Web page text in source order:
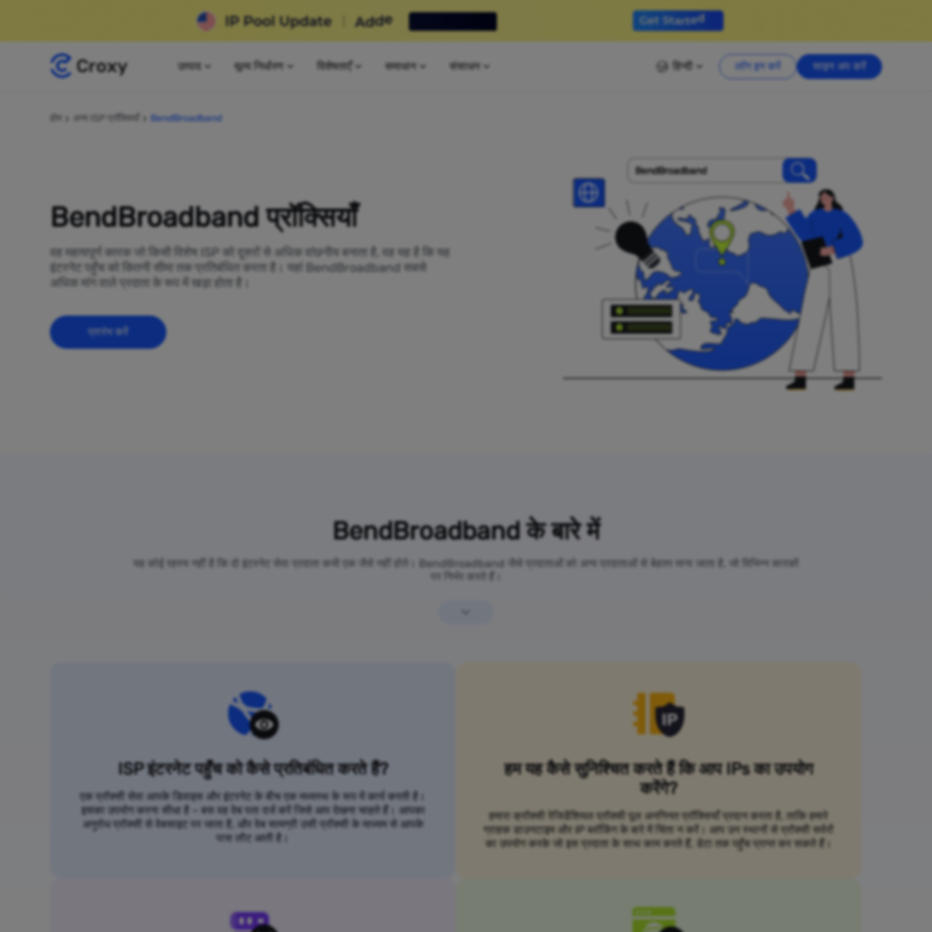
उत्पाद मूल्य निर्धारण विशेषताएँ समाधान संसाधन हिन्दी लॉग इन करें साइन अप करें
अन्य ISP प्रॉक्सियाँ BendBroadband
BendBroadband प्रॉक्सियाँ
वह महत्वपूर्ण कारक जो किसी विशेष ISP को दूसरों से अधिक वांछनीय बनाता है, वह यह है कि यह
इंटरनेट पहुँच को कितनी सीमा तक प्रतिबंधित करता है। यहां BendBroadband सबसे
अधिक मांग वाले प्रदाता के रूप में खड़ा होता है।
प्रारंभ करें
BendBroadband
BendBroadband के बारे में
यह कोई रहस्य नहीं है कि दो इंटरनेट सेवा प्रदाता कभी एक जैसे नहीं होते। BendBroadband जैसे प्रदाताओं को अन्य प्रदाताओं से बेहतर माना जाता है, जो विभिन्न कारकों
पर निर्भर करते हैं।
ISP इंटरनेट पहुँच को कैसे प्रतिबंधित करते हैं?
एक प्रॉक्सी सेवा आपके डिवाइस और इंटरनेट के बीच एक मध्यस्थ के रूप में कार्य करती है।
इसका उपयोग करना सीधा है – बस वह वेब पता दर्ज करें जिसे आप देखना चाहते हैं। आपका
अनुरोध प्रॉक्सी से वेबसाइट पर जाता है, और वेब सामग्री उसी प्रॉक्सी के माध्यम से आपके
पास लौट आती है।
हम यह कैसे सुनिश्चित करते हैं कि आप IPs का उपयोग
करेंगे?
हमारा क्रॉक्सी रेजिडेंशियल प्रॉक्सी पूल अनगिनत प्रॉक्सियाँ प्रदान करता है, ताकि हमारे
ग्राहक डाउनटाइम और IP ब्लॉकिंग के बारे में चिंता न करें। आप उन स्थानों से प्रॉक्सी सर्वरों
का उपयोग करके जो इस प्रदाता के साथ काम करते हैं, डेटा तक पहुँच प्राप्त कर सकते हैं।